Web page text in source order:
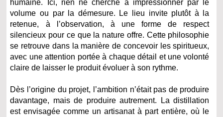
humaine. Ici, rien ne cherche à impressionner par le
volume ou par la démesure. Le lieu invite plutôt à la
retenue, à l’observation, à une forme de respect
silencieux pour ce que la nature offre. Cette philosophie
se retrouve dans la manière de concevoir les spiritueux,
avec une attention portée à chaque détail et une volonté
claire de laisser le produit évoluer à son rythme.
Dès l’origine du projet, l’ambition n’était pas de produire
davantage, mais de produire autrement. La distillation
est envisagée comme un artisanat à part entière, où le